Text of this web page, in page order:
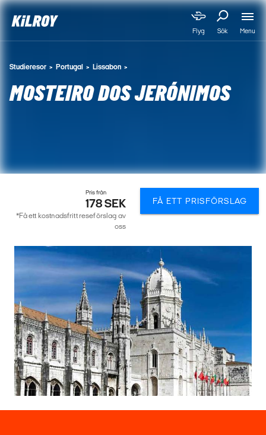
Flyg Sök Menu
Studieresor Portugal Lissabon
MOSTEIRO DOS JERÓNIMOS
Pris från
178 SEK
*Få ett kostnadsfritt reseförslag av
oss
FÅ ETT PRISFÖRSLAG